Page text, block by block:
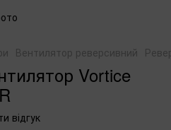
Вентилятор реверсивний
Vortice
відгук